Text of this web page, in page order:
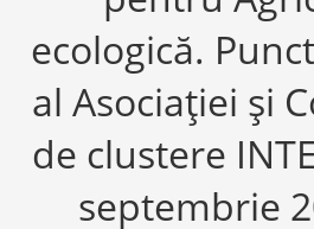
ecologică.
al Asociației și
de clustere
septembrie